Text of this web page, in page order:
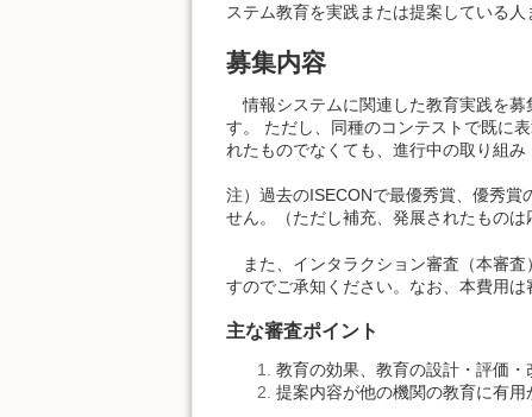
ステム教育を実践または提案している
募集内容
情報システムに関連した教育実践を募
す。 ただし、同種のコンテストで既に
れたものでなくても、進行中の取り組
注）過去のISECONで最優秀賞、優秀賞
せん。（ただし補充、発展されたものは
また、インタラクション審査（本審査
すのでご承知ください。なお、本費用は
主な審査ポイント
教育の効果、教育の設計・評価・
提案内容が他の機関の教育に有用